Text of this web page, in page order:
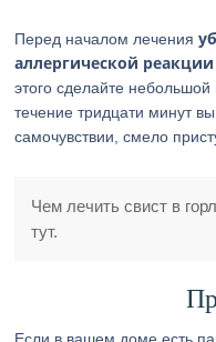
Перед началом лечения
аллергической
этого сделайте небольшой
течение тридцати минут
самочувствии, смело
Чем лечить свист в
тут.